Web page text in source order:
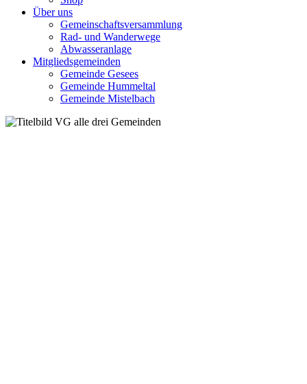
Über uns
Gemeinschaftsversammlung
Rad- und Wanderwege
Abwasseranlage
Mitgliedsgemeinden
Gemeinde Gesees
Gemeinde Hummeltal
Gemeinde Mistelbach